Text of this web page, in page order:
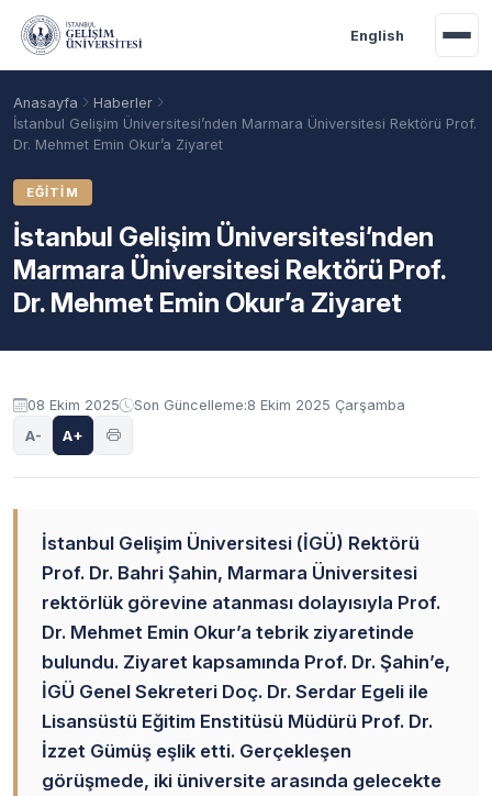
Ana içeriğe geç
English
Anasayfa
Haberler
İstanbul Gelişim Üniversitesi’nden Marmara Üniversitesi Rektörü Prof.
Dr. Mehmet Emin Okur’a Ziyaret
EĞITIM
İstanbul Gelişim Üniversitesi’nden
Marmara Üniversitesi Rektörü Prof.
Dr. Mehmet Emin Okur’a Ziyaret
08 Ekim 2025 Son Güncelleme:8 Ekim 2025 Çarşamba
A- A+
İstanbul Gelişim Üniversitesi (İGÜ) Rektörü
Prof. Dr. Bahri Şahin, Marmara Üniversitesi
rektörlük görevine atanması dolayısıyla Prof.
Dr. Mehmet Emin Okur’a tebrik ziyaretinde
bulundu. Ziyaret kapsamında Prof. Dr. Şahin’e,
İGÜ Genel Sekreteri Doç. Dr. Serdar Egeli ile
Lisansüstü Eğitim Enstitüsü Müdürü Prof. Dr.
İzzet Gümüş eşlik etti. Gerçekleşen
görüşmede, iki üniversite arasında gelecekte